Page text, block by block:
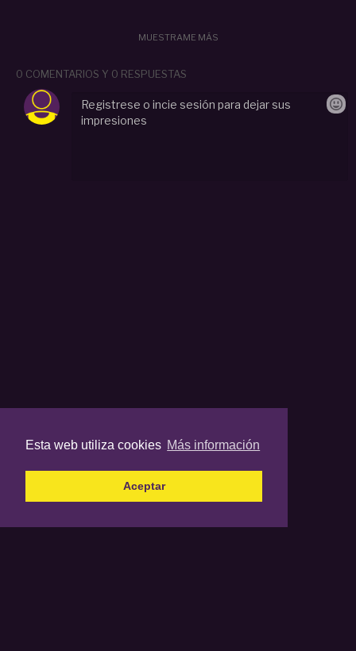
Esta web utiliza cookies Más información
Aceptar
MUESTRAME MÁS
0 COMENTARIOS Y 0 RESPUESTAS